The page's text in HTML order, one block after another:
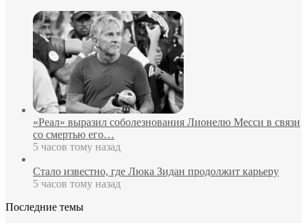
«Реал» выразил соболезнования Лионелю Месси в связи
со смертью его…
5 часов тому назад
Стало известно, где Люка Зидан продолжит карьеру
5 часов тому назад
Последние темы